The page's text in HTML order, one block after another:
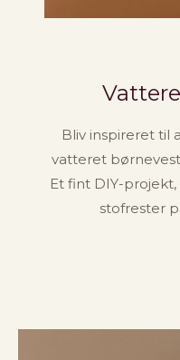
Bliv inspireret til
vatteret
Et fint DIY-
stofrester